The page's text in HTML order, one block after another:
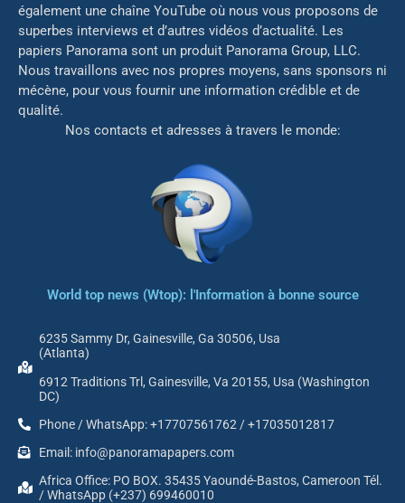
également une chaîne YouTube où nous vous proposons de
superbes interviews et d’autres vidéos d’actualité. Les
papiers Panorama sont un produit Panorama Group, LLC.
Nous travaillons avec nos propres moyens, sans sponsors ni
mécène, pour vous fournir une information crédible et de
qualité.
Nos contacts et adresses à travers le monde:
World top news (Wtop): l'Information à bonne source
6235 Sammy Dr, Gainesville, Ga 30506, Usa
(Atlanta)
6912 Traditions Trl, Gainesville, Va 20155, Usa (Washington
DC)
Phone / WhatsApp: +17707561762 / +17035012817
Email: info@panoramapapers.com
Africa Office: PO BOX. 35435 Yaoundé-Bastos, Cameroon Tél.
/ WhatsApp (+237) 699460010